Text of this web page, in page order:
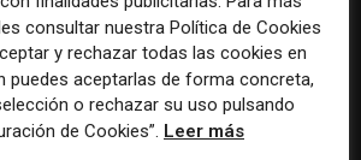
de marcas y patrocinios
Tiempo completo
consultar nuestra Política de Cookies
y rechazar todas las cookies en
puedes aceptarlas de forma concreta,
o rechazar su uso pulsando
de Cookies”. Leer más